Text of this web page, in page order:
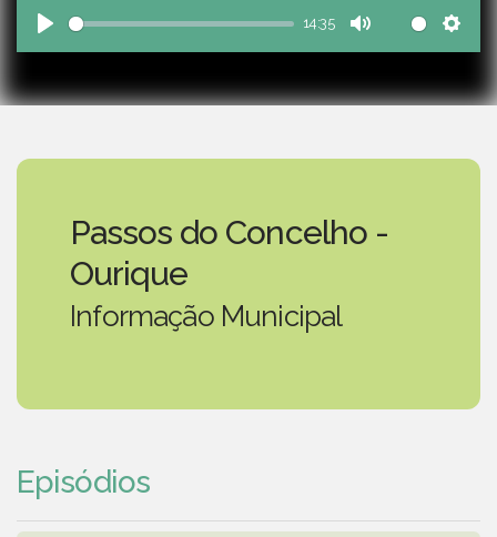
Play
14:35
Mute
Passos do Concelho -
Ourique
Informação Municipal
Episódios